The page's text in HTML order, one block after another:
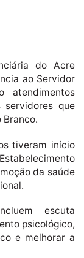
do Acre
ao Servidor
atendimentos
que
Branco.
tiveram início
da saúde
escuta
psicológico,
e melhorar a